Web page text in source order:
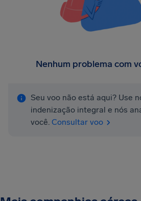
Nenhum problema com
Seu voo não está aqui? Use
indenização integral e nós
você. Consultar voo